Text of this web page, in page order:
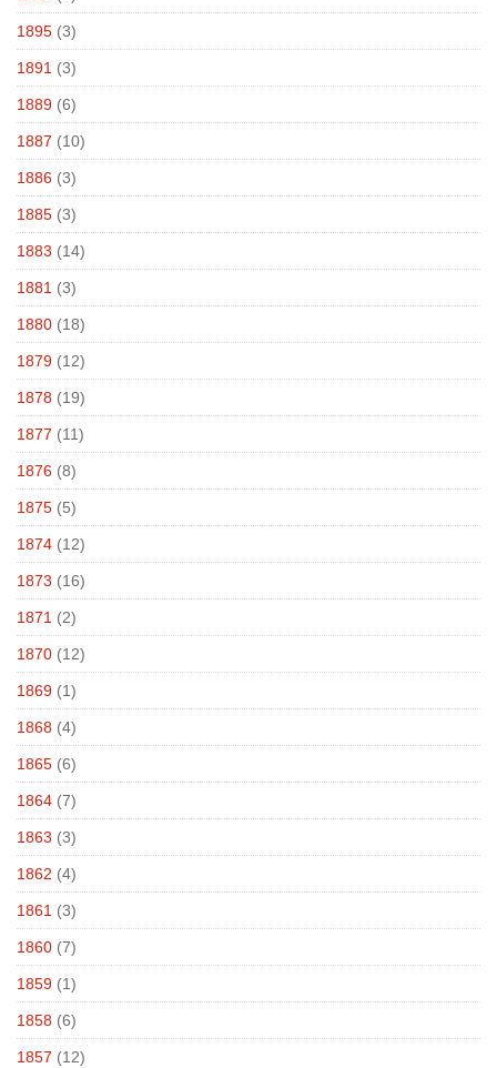
1895 (3)
1891 (3)
1889 (6)
1887 (10)
1886 (3)
1885 (3)
1883 (14)
1881 (3)
1880 (18)
1879 (12)
1878 (19)
1877 (11)
1876 (8)
1875 (5)
1874 (12)
1873 (16)
1871 (2)
1870 (12)
1869 (1)
1868 (4)
1865 (6)
1864 (7)
1863 (3)
1862 (4)
1861 (3)
1860 (7)
1859 (1)
1858 (6)
1857 (12)